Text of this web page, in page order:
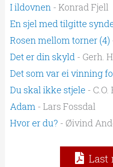
I ildovnen - Konrad Fjell
En sjel med tilgitte
Rosen mellom torner (4)
Det er din skyld - Gerh.
Det som var ei vinning
Du skal ikke stjele -
Adam - Lars Fossdal
Hvor er du? - Øivind
Last